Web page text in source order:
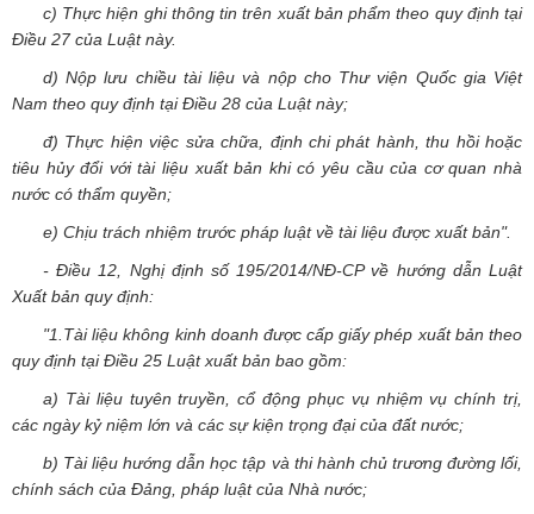
c) Thực hiện ghi thông tin trên xuất bản phẩm theo quy định tại
Điều 27 của Luật này.
d) Nộp lưu chiều tài liệu và nộp cho Thư viện Quốc gia Việt
Nam theo quy định tại Điều 28 của Luật này;
đ) Thực hiện việc sửa chữa, định chi phát hành, thu hồi hoặc
tiêu hủy đổi với tài liệu xuất bản khi có yêu cầu của cơ quan nhà
nước có thẩm quyền;
e) Chịu trách nhiệm trước pháp luật về tài liệu được xuất bản".
- Điều 12, Nghị định số 195/2014/NĐ-CP về hướng dẫn Luật
Xuất bản quy định:
"1.Tài liệu không kinh doanh được cấp giấy phép xuất bản theo
quy định tại Điều 25 Luật xuất bản bao gồm:
a) Tài liệu tuyên truyền, cổ động phục vụ nhiệm vụ chính trị,
các ngày kỷ niệm lớn và các sự kiện trọng đại của đất nước;
b) Tài liệu hướng dẫn học tập và thi hành chủ trương đường lối,
chính sách của Đảng, pháp luật của Nhà nước;